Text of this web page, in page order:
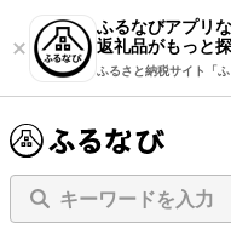
ふるなびアプリ
返礼品がもっと
ふるさと納税サイト「ふ
キーワードを入力